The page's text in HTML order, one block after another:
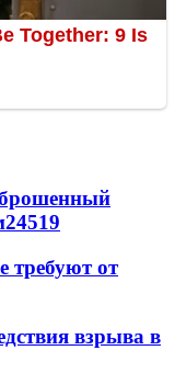
24519
требуют от
взрыва в